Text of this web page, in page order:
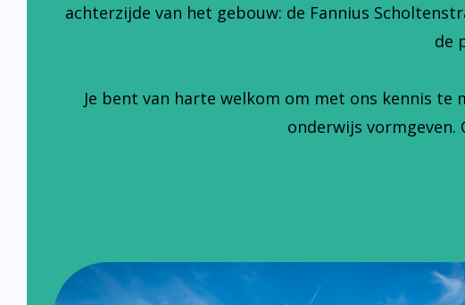
achterzijde van het gebouw: de Fannius
de
Je bent van harte welkom om met ons kennis te
onderwijs vormgeven.